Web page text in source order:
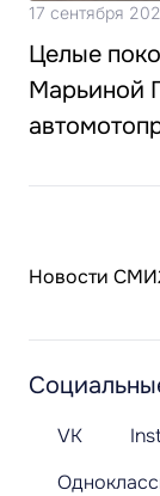
17 сентября
Целые
Марьиной
Новости
VK